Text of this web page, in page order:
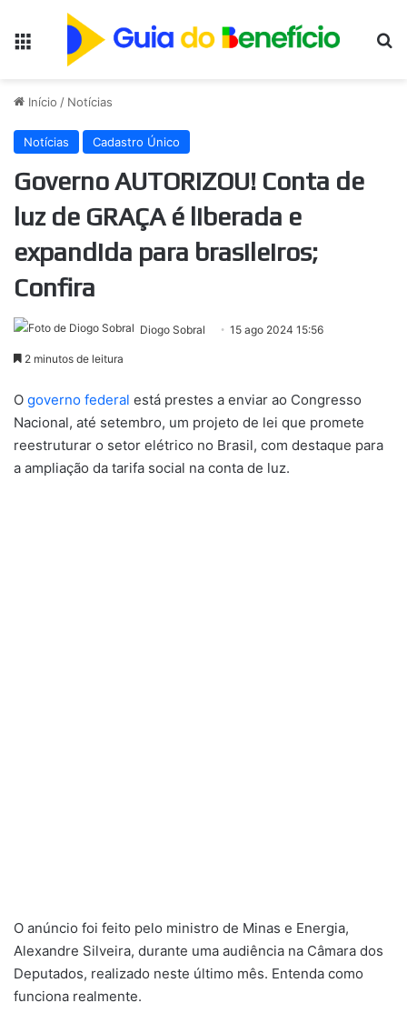
Início / Notícias
Notícias Cadastro Único
Governo AUTORIZOU! Conta de
luz de GRAÇA é liberada e
expandida para brasileiros;
Confira
Diogo Sobral 15 ago 2024 15:56
2 minutos de leitura
O governo federal está prestes a enviar ao Congresso
Nacional, até setembro, um projeto de lei que promete
reestruturar o setor elétrico no Brasil, com destaque para
a ampliação da tarifa social na conta de luz.
O anúncio foi feito pelo ministro de Minas e Energia,
Alexandre Silveira, durante uma audiência na Câmara dos
Deputados, realizado neste último mês. Entenda como
funciona realmente.